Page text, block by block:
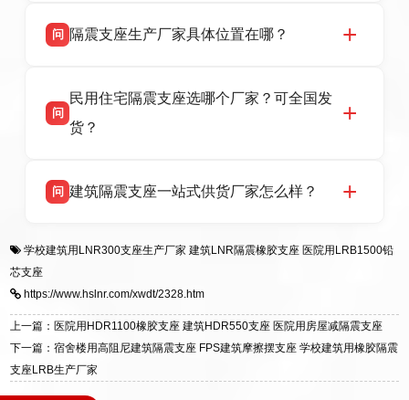
话：13323182312。
品资质齐全，每批次产品均配有正规第三方检测
货，厂家电话：13323182312，地址迎宾大街 9
号北方工业基地。
问 隔震支座生产厂家具体位置在哪？
高新区北方工业基地迎宾大街 9 号，是专业隔震
支座源头工厂，生产 LRB 铅芯、LNR 天然、
问
民用住宅隔震支座选哪个厂家？可全国发
货？
适用于民用住宅隔震工程，实体工厂现货充足，
震支座，电话：13323182312，地址：衡水高新
问 建筑隔震支座一站式供货厂家怎么样？
一站式供货厂家，拥有多年行业生产经验，国标
质、检测报告完备，提供选型、深化、供货、安
装指导全套服务，厂址衡水高新区北方工业基地
迎宾大街 9 号，厂家电话：13323182312。
学校建筑用LNR300支座生产厂家 建筑LNR隔震橡胶支座 医院用LRB1500铅
芯支座
https://www.hslnr.com/xwdt/2328.htm
上一篇：医院用HDR1100橡胶支座 建筑HDR550支座 医院用房屋减隔震支座
下一篇：宿舍楼用高阻尼建筑隔震支座 FPS建筑摩擦摆支座 学校建筑用橡胶隔震
支座LRB生产厂家